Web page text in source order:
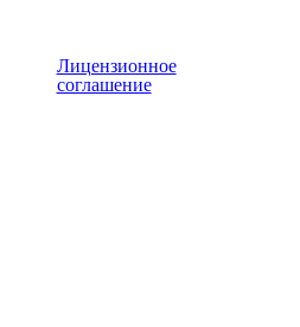
Лицензионное
соглашение